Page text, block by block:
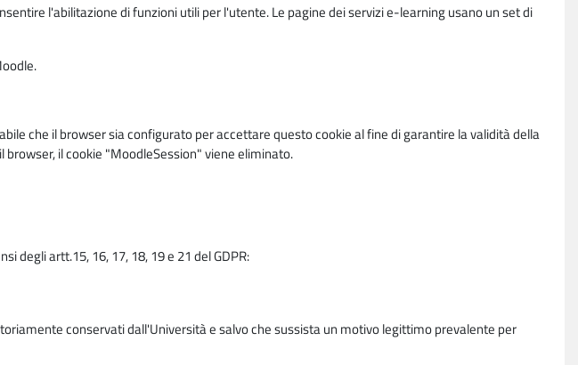
l'abilitazione di funzioni utili per l'utente. Le pagine dei servizi e-learning usano un set di
che il browser sia configurato per accettare questo cookie al fine di garantire la validità della
il cookie "MoodleSession" viene eliminato.
degli artt.15, 16, 17, 18, 19 e 21 del GDPR:
conservati dall'Università e salvo che sussista un motivo legittimo prevalente per